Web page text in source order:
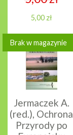
5,00 zł
Brak w magazynie
Jermaczek A.
(red.), Ochrona
Przyrody po